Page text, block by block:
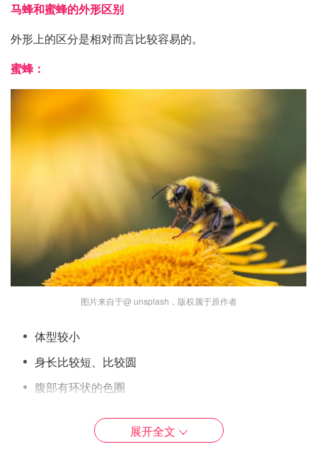
马蜂和蜜蜂的外形区别
外形上的区分是相对而言比较容易的。
蜜蜂：
图片来自于@ unsplash，版权属于原作者
体型较小
身长比较短、比较圆
腹部有环状的色圈
展开全文